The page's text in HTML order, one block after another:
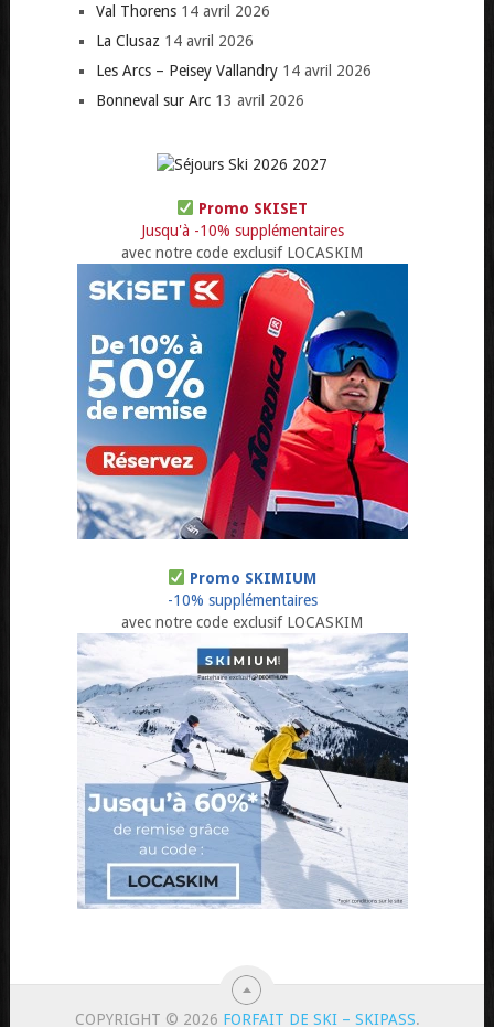
Val Thorens 14 avril 2026
La Clusaz 14 avril 2026
Les Arcs – Peisey Vallandry 14 avril 2026
Bonneval sur Arc 13 avril 2026
Promo SKISET
Jusqu'à -10% supplémentaires
avec notre code exclusif LOCASKIM
Promo SKIMIUM
-10% supplémentaires
avec notre code exclusif LOCASKIM
COPYRIGHT © 2026 FORFAIT DE SKI – SKIPASS.